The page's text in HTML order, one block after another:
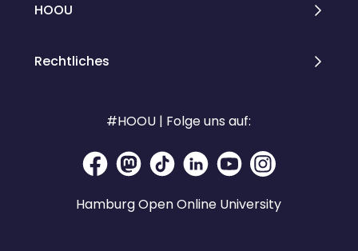
HOOU
Rechtliches
#HOOU | Folge uns auf:
Hamburg Open Online University